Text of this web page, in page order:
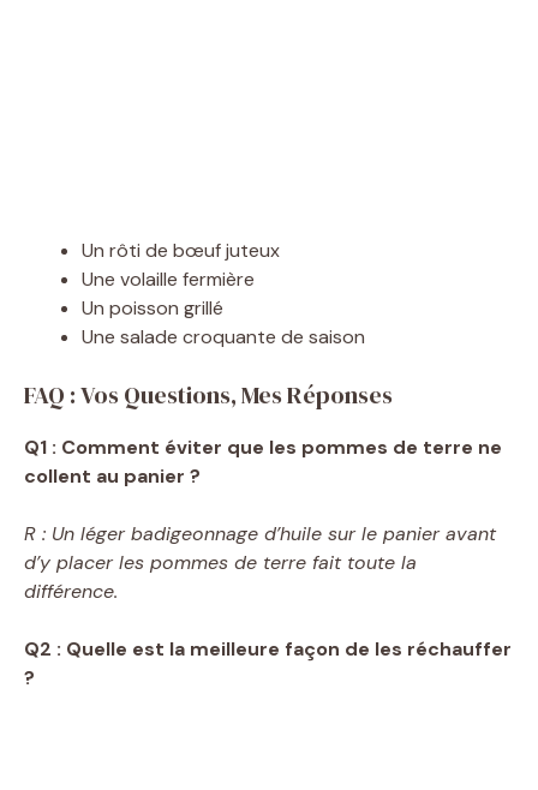
Un rôti de bœuf juteux
Une volaille fermière
Un poisson grillé
Une salade croquante de saison
FAQ : Vos Questions, Mes Réponses
Q1 : Comment éviter que les pommes de terre ne
collent au panier ?
R : Un léger badigeonnage d’huile sur le panier avant
d’y placer les pommes de terre fait toute la
différence.
Q2 : Quelle est la meilleure façon de les réchauffer
?